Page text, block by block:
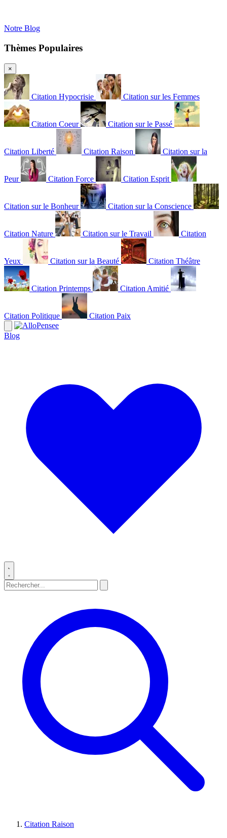
Notre Blog
Thèmes Populaires
×
Citation Hypocrisie Citation sur les Femmes
Citation Coeur Citation sur le Passé
Citation Liberté Citation Raison Citation sur la
Peur Citation Force Citation Esprit
Citation sur le Bonheur Citation sur la Conscience
Citation Nature Citation sur le Travail Citation
Yeux Citation sur la Beauté Citation Théâtre
Citation Printemps Citation Amitié
Citation Politique Citation Paix
Blog
Citation Raison